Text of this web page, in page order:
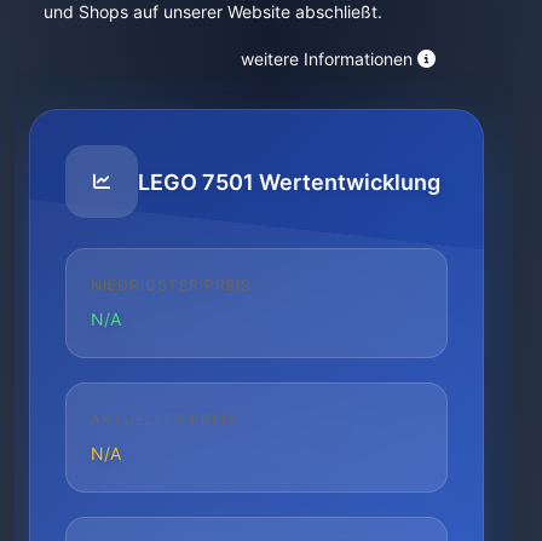
und Shops auf unserer Website abschließt.
weitere Informationen
LEGO 7501 Wertentwicklung
NIEDRIGSTER PREIS
N/A
AKTUELLER PREIS
N/A